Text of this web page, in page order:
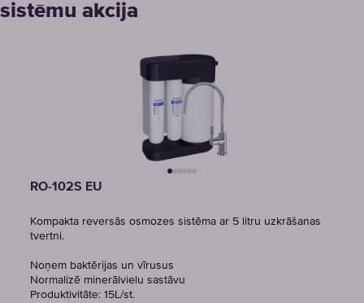
sistēmu akcija
RO-102S EU
Kompakta reversās osmozes sistēma ar 5 litru uzkrāšanas
tvertni.
Noņem baktērijas un vīrusus
Normalizē minerālvielu sastāvu
Produktivitāte: 15L/st.